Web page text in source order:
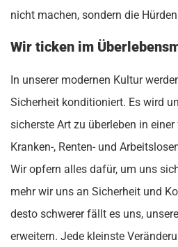
nicht machen, sondern die
Wir ticken im
In unserer modernen Kultur
Sicherheit konditioniert. Es wird
sicherste Art zu überleben in
Kranken-, Renten- und
Wir opfern alles dafür, um uns
mehr wir uns an Sicherheit und
desto schwerer fällt es uns,
erweitern. Jede kleinste